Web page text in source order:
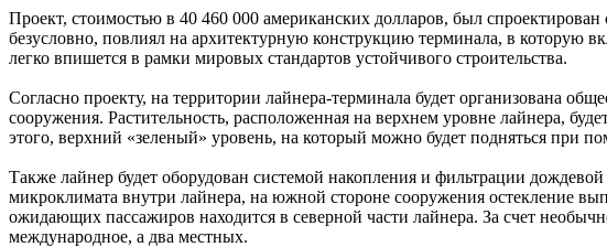
Проект, стоимостью в 40 460 000 американских долларов, был
безусловно, повлиял на архитектурную конструкцию терминала, в которую
легко впишется в рамки мировых стандартов устойчивого строительства.
Согласно проекту, на территории лайнера-терминала будет организована
сооружения. Растительность, расположенная на верхнем уровне лайнера,
этого, верхний «зеленый» уровень, на который можно будет подняться при
Также лайнер будет оборудован системой накопления и фильтрации
микроклимата внутри лайнера, на южной стороне сооружения остекление
ожидающих пассажиров находится в северной части лайнера. За счет
международное, а два местных.